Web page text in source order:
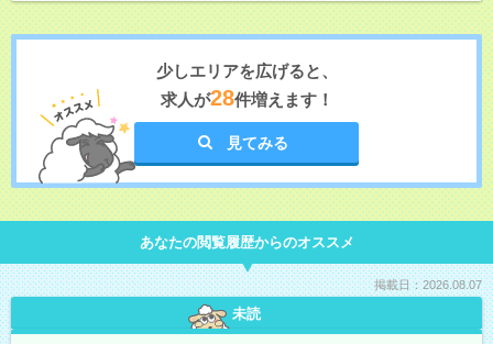
少しエリアを広げると、
求人が28件増えます！
見てみる
あなたの閲覧履歴からのオススメ
掲載日：2026.08.07
未読